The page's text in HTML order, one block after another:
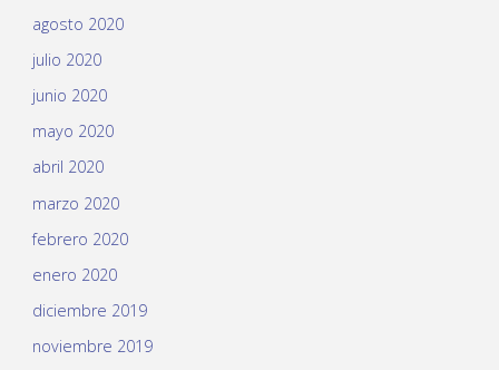
agosto 2020
julio 2020
junio 2020
mayo 2020
abril 2020
marzo 2020
febrero 2020
enero 2020
diciembre 2019
noviembre 2019